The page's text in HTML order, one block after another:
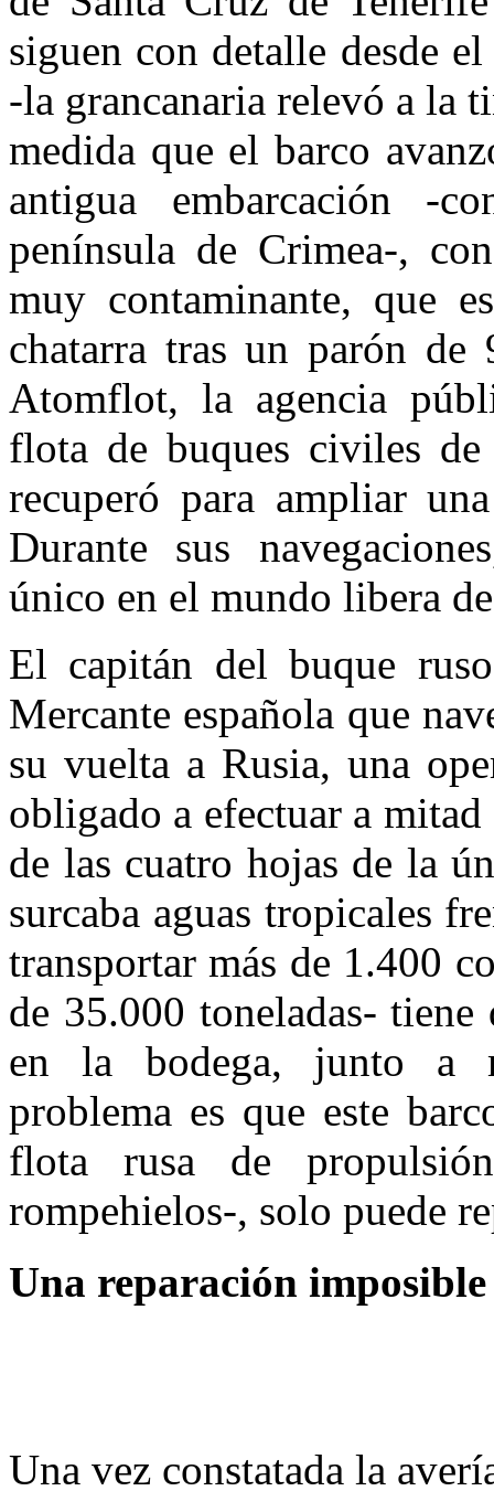
siguen con detalle desde
-la grancanaria relevó a la
medida que el barco
antigua embarcación -
península de Crimea-,
muy contaminante, que
chatarra tras un parón
Atomflot, la agencia
flota de buques civiles
recuperó para ampliar
Durante sus
único en el mundo libera
El capitán del buque
Mercante española que
su vuelta a Rusia, una
obligado a efectuar a mitad
de las cuatro hojas de la
surcaba aguas tropicales
transportar más de 1.400
de 35.000 toneladas- tiene
en la bodega, junto a
problema es que este
flota rusa de
rompehielos-, solo puede
Una reparación imposible
Una vez constatada la